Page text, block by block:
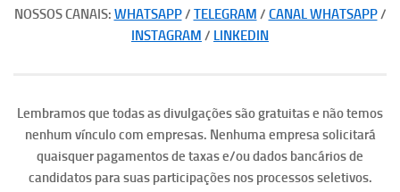
NOSSOS CANAIS: WHATSAPP/ TELEGRAM / CANAL WHATSAPP/
INSTAGRAM / LINKEDIN
Lembramos que todas as divulgações são gratuitas e não temos
nenhum vínculo com empresas. Nenhuma empresa solicitará
quaisquer pagamentos de taxas e/ou dados bancários de
candidatos para suas participações nos processos seletivos.